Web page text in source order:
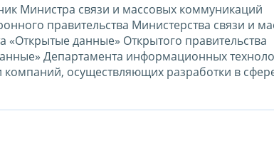
Министра связи и массовых коммуникаций
правительства Министерства связи и
«Открытые данные» Открытого правительства
Департамента информационных
компаний, осуществляющих разработки в